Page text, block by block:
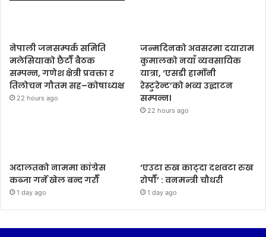
नेपाली जनसम्पर्क समिति
मलेसियाको छैटौँ बैठक
सम्पन्न, गणेश क्षेत्री प्रवक्ता र
तिलोचन गौतम सह–कोषाध्यक्ष
22 hours ago
जन्मदिनको अवसरमा दयाराम
कुमालको नयाँ व्यवसायिक
यात्रा, ‘एसडी हार्मोनी
रेस्टुरेन्ट’को भव्य उद्घाटन
सम्पन्न।
22 hours ago
अदालतको नाममा कांग्रेस
कब्जा गर्ने खेल बन्द गरौँ
1 day ago
‘एउटा रुख काट्दा दशवटा रुख
रोपौँ’ : वनमन्त्री चौधरी
1 day ago